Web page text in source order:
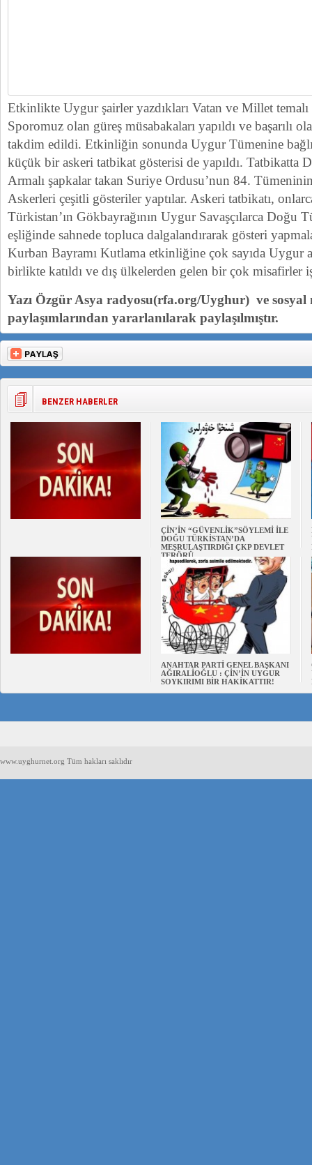
Etkinlikte Uygur şairler yazdıkları Vatan ve Millet
Sporomuz olan güreş müsabakaları yapıldı ve başarılı
takdim edildi. Etkinliğin sonunda Uygur Tümenine
küçük bir askeri tatbikat gösterisi de yapıldı. Tatbikatta
Armalı şapkalar takan Suriye Ordusu’nun 84.
Askerleri çeşitli gösteriler yaptılar. Askeri tatbikatı,
Türkistan’ın Gökbayrağının Uygur Savaşçılarca Doğu
eşliğinde sahnede topluca dalgalandırarak gösteri
Kurban Bayramı Kutlama etkinliğine çok sayıda Uygur
birlikte katıldı ve dış ülkelerden gelen bir çok misafirler
Yazı Özgür Asya radyosu(rfa.org/Uyghur) ve sosyal
paylaşımlarından yararlanılarak paylaşılmıştır.
BENZER HABERLER
ÇİN’İN “GÜVENLİK”SÖYLEMİ İLE
DOĞU TÜRKİSTAN’DA
MEŞRULAŞTIRDIĞI ÇKP DEVLET
TERÖRÜ
ANAHTAR PARTİ GENEL BAŞKANI
AĞIRALİOĞLU : ÇİN’İN UYGUR
SOYKIRIMI BİR HAKİKATTIR!
www.uyghurnet.org Tüm hakları saklıdır